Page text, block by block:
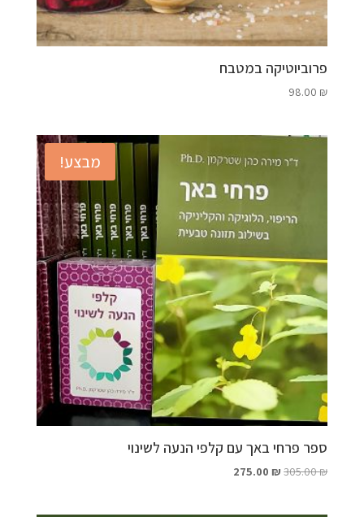
פרוביוטיקה במטבח
98.00 ₪
מבצע!
ספר פרחי באך עם קלפי הנעה לשינוי
305.00₪
המחיר
275.00₪
המחיר